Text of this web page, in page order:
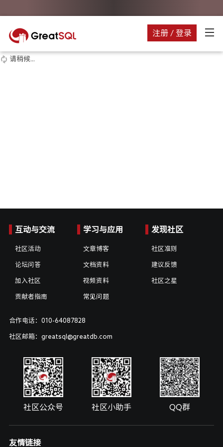
注册 / 登录
请稍候...
互动与交流
社区活动
论坛问答
加入社区
贡献者指南
学习与应用
文章博客
文档资料
视频资料
常见问题
发现社区
社区准则
建议反馈
社区之星
合作电话：010-64087828
社区邮箱：greatsql@greatdb.com
社区公众号 社区小助手 QQ群
友情链接